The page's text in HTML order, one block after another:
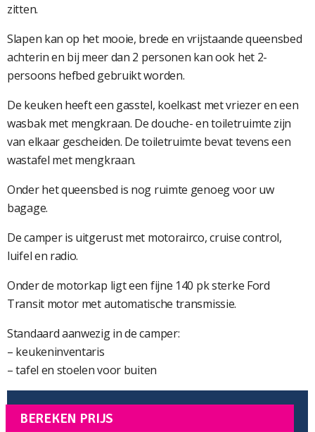
zitten.
Slapen kan op het mooie, brede en vrijstaande queensbed
achterin en bij meer dan 2 personen kan ook het 2-
persoons hefbed gebruikt worden.
De keuken heeft een gasstel, koelkast met vriezer en een
wasbak met mengkraan. De douche- en toiletruimte zijn
van elkaar gescheiden. De toiletruimte bevat tevens een
wastafel met mengkraan.
Onder het queensbed is nog ruimte genoeg voor uw
bagage.
De camper is uitgerust met motorairco, cruise control,
luifel en radio.
Onder de motorkap ligt een fijne 140 pk sterke Ford
Transit motor met automatische transmissie.
Standaard aanwezig in de camper:
– keukeninventaris
– tafel en stoelen voor buiten
BEREKEN PRIJS